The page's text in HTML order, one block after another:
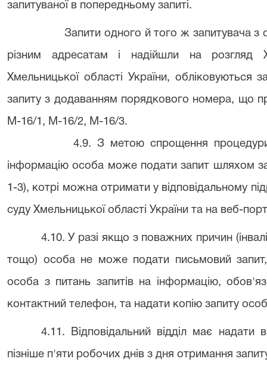
запитуваної в попередньому запиті.
Запити одного й того ж запитувача з
різним адресатам і надійшли на розгляд
Хмельницької області України, обліковуються
запиту з додаванням порядкового номера, що
М-16/1, М-16/2, М-16/3.
4.9. З метою спрощення
інформацію особа може подати запит шляхом
1-3), котрі можна отримати у відповідальному
суду Хмельницької області України та на веб-
4.10. У разі якщо з поважних причин
тощо) особа не може подати письмовий
особа з питань запитів на інформацію,
контактний телефон, та надати копію запиту
4.11. Відповідальний відділ має надати
пізніше п'яти робочих днів з дня отримання